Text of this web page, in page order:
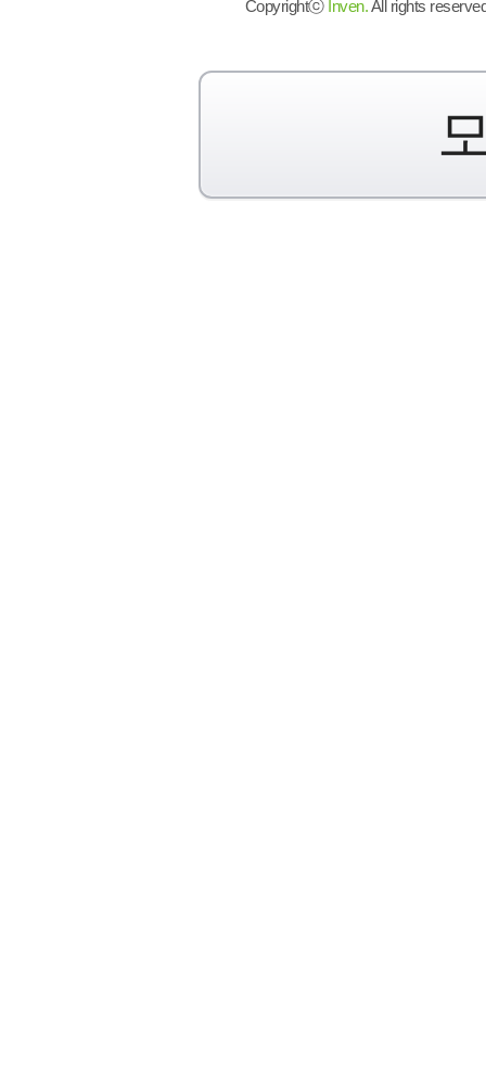
Copyrightⓒ Inven.All rights